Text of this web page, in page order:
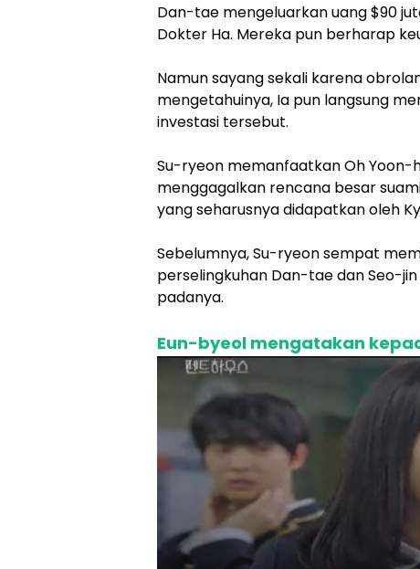
Dan-tae mengeluarkan uang $90
Dokter Ha. Mereka pun berharap
Namun sayang sekali karena
mengetahuinya, Ia pun langsung
investasi tersebut.
Su-ryeon memanfaatkan Oh Yoon-
menggagalkan rencana besar
yang seharusnya didapatkan oleh
Sebelumnya, Su-ryeon sempat
perselingkuhan Dan-tae dan Seo-
padanya.
Eun-byeol mengatakan